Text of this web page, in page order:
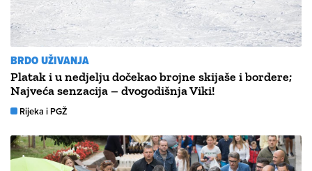
BRDO UŽIVANJA
Platak i u nedjelju dočekao brojne skijaše i bordere;
Najveća senzacija – dvogodišnja Viki!
Rijeka i PGŽ